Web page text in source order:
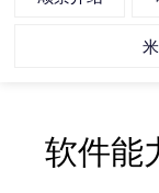
软件能